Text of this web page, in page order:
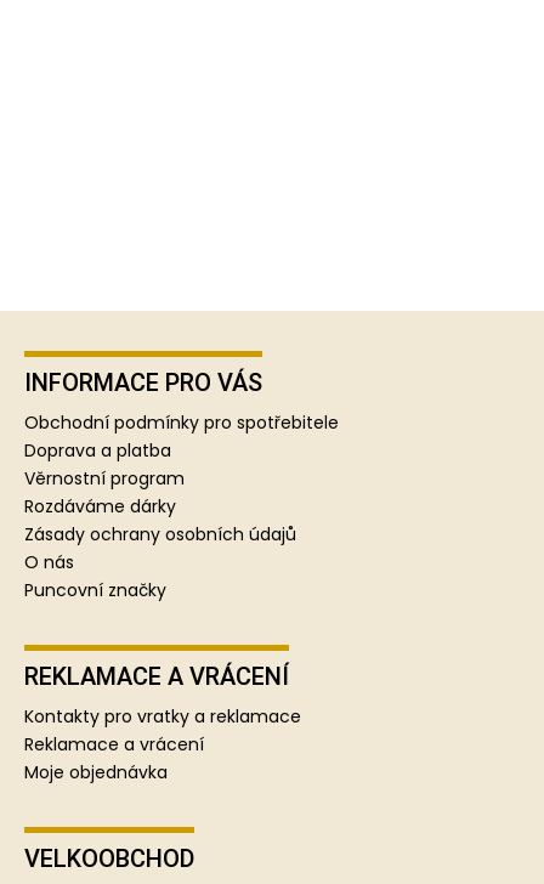
Z
INFORMACE PRO VÁS
Obchodní podmínky pro spotřebitele
Doprava a platba
Věrnostní program
Rozdáváme dárky
Zásady ochrany osobních údajů
O nás
Puncovní značky
REKLAMACE A VRÁCENÍ
Kontakty pro vratky a reklamace
Reklamace a vrácení
Moje objednávka
VELKOOBCHOD